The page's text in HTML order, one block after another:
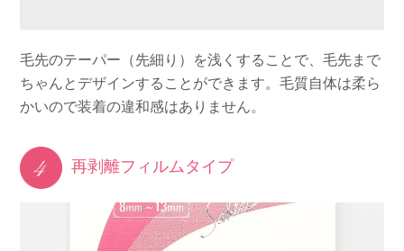
毛先のテーパー（先細り）を浅くすることで、毛先まで
ちゃんとデザインすることができます。毛質自体は柔ら
かいので装着の違和感はありません。
再剥離フィルムタイプ